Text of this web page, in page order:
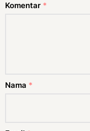
Komentar *
Nama *